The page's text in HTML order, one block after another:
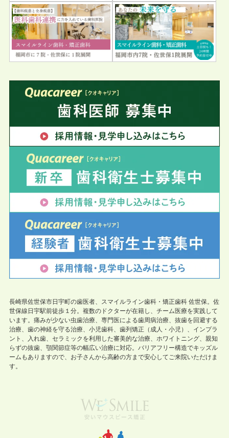
長崎県佐世保市日宇町の歯医者、スマイルライン歯科・矯正歯科 佐世保。佐
世保線日宇駅前徒歩１分。複数のドクターが在籍し、チーム医療を実践して
います。痛みが少ない虫歯治療、専門医による歯周病治療、抜歯を回避する
治療、歯の神経を守る治療、小児歯科、歯列矯正（成人・小児）、インプラ
ント、入れ歯、セラミックを利用した審美的な治療、ホワイトニング、親知
らずの抜歯、顎関節症等の幅広い治療に対応。バリアフリー構造でキッズル
ームもありますので、お子さんから高齢の方まで安心してご来院いただけま
す。